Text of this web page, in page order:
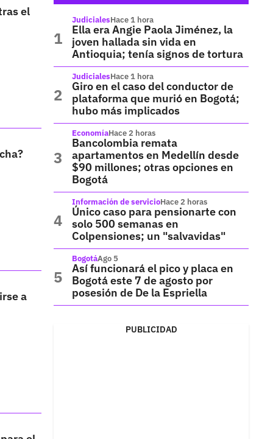
el
a
JudicialesHace 1 hora
Ella era Angie Paola Jiménez, la
joven hallada sin vida en
Antioquia; tenía signos de tortura
JudicialesHace 1 hora
Giro en el caso del conductor de
plataforma que murió en Bogotá;
hubo más implicados
EconomíaHace 2 horas
Bancolombia remata
apartamentos en Medellín desde
$90 millones; otras opciones en
Bogotá
Información de servicioHace 2 horas
Único caso para pensionarte con
solo 500 semanas en
Colpensiones; un "salvavidas"
BogotáAgo 5
Así funcionará el pico y placa en
Bogotá este 7 de agosto por
posesión de De la Espriella
PUBLICIDAD